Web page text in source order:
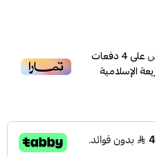
على4دفعات
الإسلامية